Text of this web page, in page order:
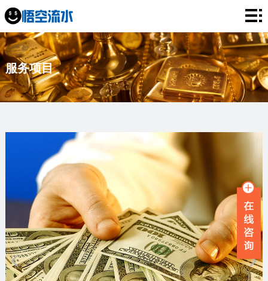
网
站
首
页
银
行
流
工
资
薪
水
目
资
讯
牌
故
联
系
服务项目